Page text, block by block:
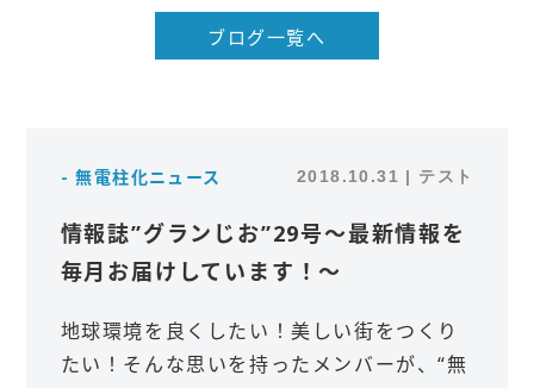
ブログ一覧へ
- 無電柱化ニュース 2018.10.31 | テスト
情報誌”グランじお”29号～最新情報を
毎月お届けしています！～
地球環境を良くしたい！美しい街をつくり
たい！そんな思いを持ったメンバーが、“無